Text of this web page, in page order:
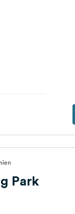
Park